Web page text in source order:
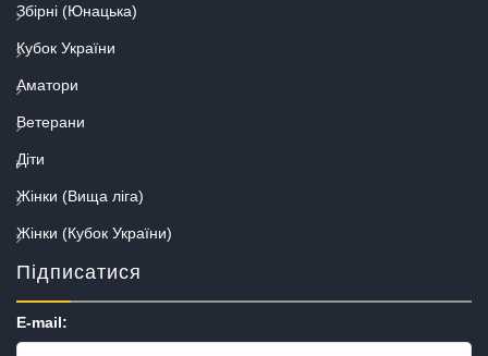
Збірні (Юнацька)
Кубок України
Аматори
Ветерани
Діти
Жінки (Вища ліга)
Жінки (Кубок України)
Підписатися
E-mail: